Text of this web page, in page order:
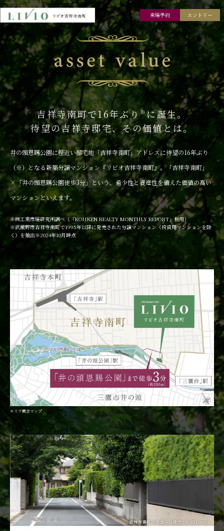
来場予約 エントリー
吉祥寺南町で16年ぶり※に誕生。
待望の吉祥寺邸宅、その価値とは。
井の頭恩賜公園に程近い邸宅地「吉祥寺南町」アドレスに待望の16年ぶり
（※）となる新築分譲マンション『リビオ吉祥寺南町』。「吉祥寺南町」
×「井の頭恩賜公園徒歩3分」という、希少性と資産性を備えた価値の高い
マンションといえます。
※㈱工業市場研究所調べ（「KOHKEN REALTY MONTHLY REPORT」利用）
※武蔵野市吉祥寺南町で1995年以降に発売された分譲マンション（投資用マンションを除
く）を抽出※2024年10月時点
エリア概念マップ
吉祥寺南町の街並み（徒歩2分/約160m）